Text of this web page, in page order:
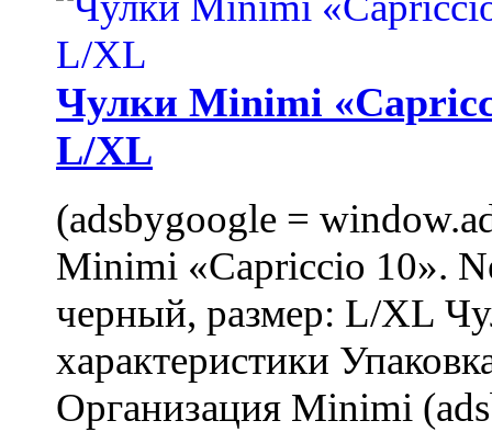
Чулки Minimi
L/XL
(adsbygoogle =
Minimi «Capriccio 10».
черный, размер: L/XL
характеристики
Организация Minimi